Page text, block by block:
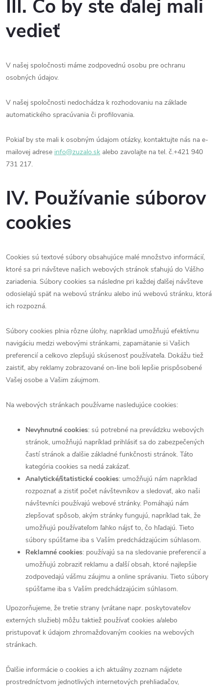
III. Čo by ste ďalej mali
vedieť
V našej spoločnosti máme zodpovednú osobu pre ochranu
osobných údajov.
V našej spoločnosti nedochádza k rozhodovaniu na základe
automatického spracúvania či profilovania.
Pokiaľ by ste mali k osobným údajom otázky, kontaktujte nás na e-
mailovej adrese info@zuzalo.sk alebo zavolajte na tel. č.+421 940
731 217.
IV. Používanie súborov
cookies
Cookies sú textové súbory obsahujúce malé množstvo informácií,
ktoré sa pri návšteve našich webových stránok sťahujú do Vášho
zariadenia. Súbory cookies sa následne pri každej ďalšej návšteve
odosielajú späť na webovú stránku alebo inú webovú stránku, ktorá
ich rozpozná.
Súbory cookies plnia rôzne úlohy, napríklad umožňujú efektívnu
navigáciu medzi webovými stránkami, zapamätanie si Vašich
preferencií a celkovo zlepšujú skúsenosť používateľa. Dokážu tiež
zaistiť, aby reklamy zobrazované on-line boli lepšie prispôsobené
Vašej osobe a Vašim záujmom.
Na webových stránkach používame nasledujúce cookies:
Nevyhnutné cookies: sú potrebné na prevádzku webových
stránok, umožňujú napríklad prihlásiť sa do zabezpečených
častí stránok a ďalšie základné funkčnosti stránok. Táto
kategória cookies sa nedá zakázať.
Analytické/štatistické cookies: umožňujú nám napríklad
rozpoznať a zistiť počet návštevníkov a sledovať, ako naši
návštevníci používajú webové stránky. Pomáhajú nám
zlepšovať spôsob, akým stránky fungujú, napríklad tak, že
umožňujú používateľom ľahko nájsť to, čo hľadajú. Tieto
súbory spúšťame iba s Vaším predchádzajúcim súhlasom.
Reklamné cookies: používajú sa na sledovanie preferencií a
umožňujú zobraziť reklamu a ďalší obsah, ktoré najlepšie
zodpovedajú vášmu záujmu a online správaniu. Tieto súbory
spúšťame iba s Vaším predchádzajúcim súhlasom.
Upozorňujeme, že tretie strany (vrátane napr. poskytovateľov
externých služieb) môžu taktiež používať cookies a/alebo
pristupovať k údajom zhromažďovaným cookies na webových
stránkach.
Ďalšie informácie o cookies a ich aktuálny zoznam nájdete
prostredníctvom jednotlivých internetových prehliadačov,